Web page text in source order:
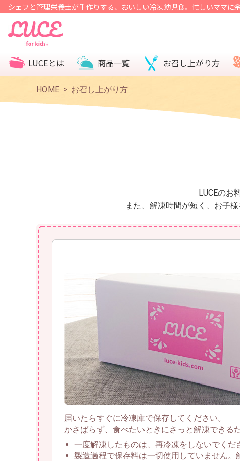
シェフと管理栄養士が手作りする、おいしい冷凍幼児食。忙しいママに
LUCEとは 商品一覧 お召し上がり方
HOME お召し上がり方
LUCEのお
また、解凍時間が短く、お子
届いたらすぐに冷凍庫で保存してください。
かさばらず、食べたいときにさっと解凍できる
一度解凍したものは、再冷凍をしないでくだ
製造過程で保存料は一切使用していません。